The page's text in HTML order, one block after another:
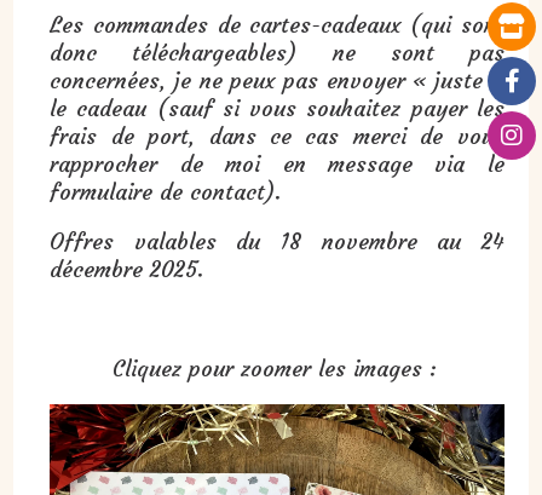
Les commandes de cartes-cadeaux (qui sont
donc téléchargeables) ne sont pas
concernées, je ne peux pas envoyer « juste »
le cadeau (sauf si vous souhaitez payer les
frais de port, dans ce cas merci de vous
rapprocher de moi en message via le
formulaire de contact).
Offres valables du 18 novembre au 24
décembre 2025.
Cliquez pour zoomer les images :